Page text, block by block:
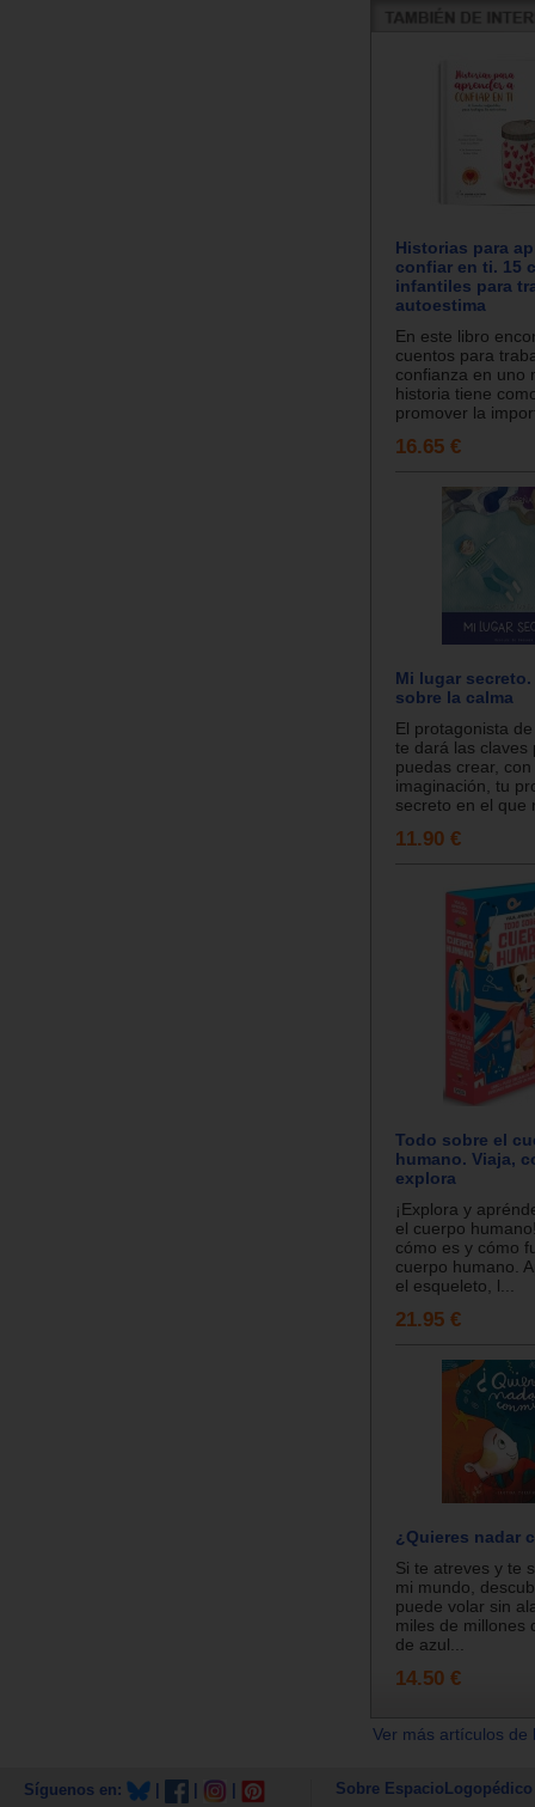
Historias para
confiar en ti. 15
infantiles para
autoestima
En este libro
cuentos para
confianza en uno
historia tiene
promover la
16.65 €
Mi lugar
sobre la calma
El protagonista
te dará las claves
puedas crear, con
imaginación, tu
secreto en el que
11.90 €
Todo sobre el
humano. Viaja,
explora
¡Explora y
el cuerpo
cómo es y cómo
cuerpo humano.
el esqueleto, l...
21.95 €
¿Quieres nadar
Si te atreves y te
mi mundo,
puede volar sin
miles de millones
de azul...
14.50 €
Ver más artículos
Síguenos en: Sobre EspacioLogopédico